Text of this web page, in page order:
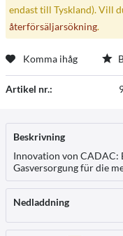
endast till Tyskland). Vill
återförsäljarsökning.
Komma ihåg
Artikel nr.:
Beskrivning
Innovation von CADAC:
Gasversorgung für die
Nedladdning